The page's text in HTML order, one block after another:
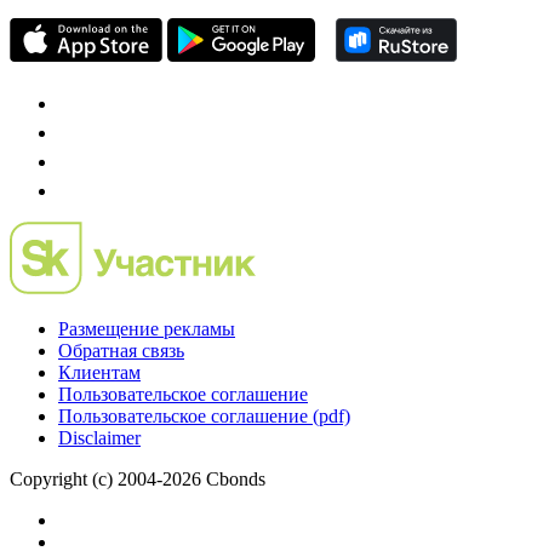
Размещение рекламы
Обратная связь
Клиентам
Пользовательское соглашение
Пользовательское соглашение (pdf)
Disclaimer
Copyright (c) 2004-2026 Cbonds